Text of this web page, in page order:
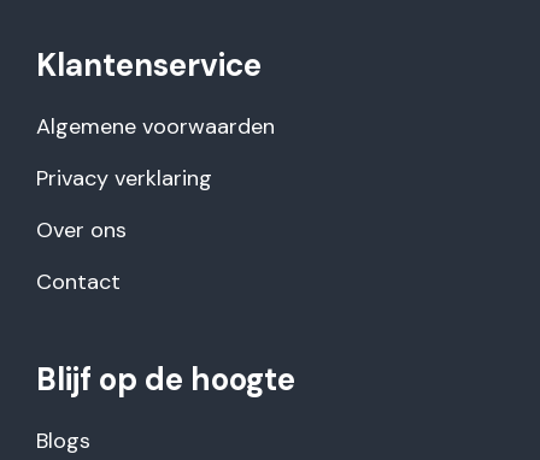
Klantenservice
Algemene voorwaarden
Privacy verklaring
Over ons
Contact
Blijf op de hoogte
Blogs